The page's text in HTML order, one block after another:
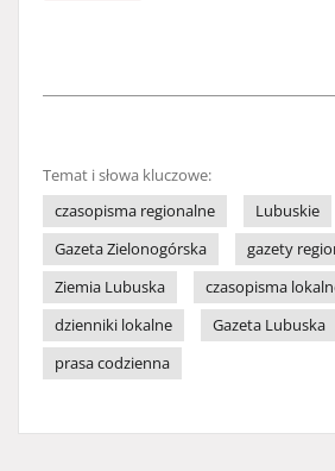
Temat i słowa kluczowe:
czasopisma regionalne
Lubuskie
Gazeta Zielonogórska
gazety
Ziemia Lubuska
czasopisma
dzienniki lokalne
Gazeta Lubuska
prasa codzienna